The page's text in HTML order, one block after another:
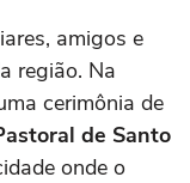
amigos e
região. Na
cerimônia de
de Santo
onde o